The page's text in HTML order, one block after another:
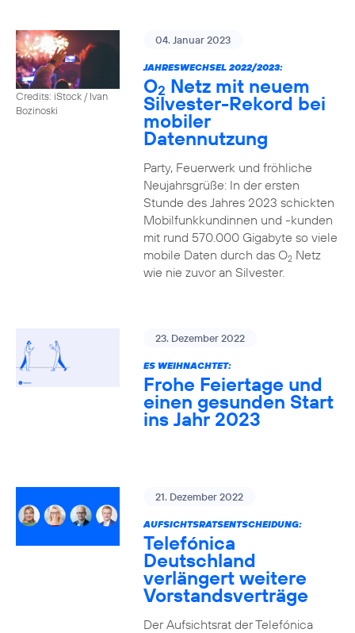
Credits: iStock / Ivan
Bozinoski
04. Januar 2023
JAHRESWECHSEL 2022/2023:
O2 Netz mit neuem
Silvester-Rekord bei
mobiler
Datennutzung
Party, Feuerwerk und fröhliche
Neujahrsgrüße: In der ersten
Stunde des Jahres 2023 schickten
Mobilfunkkundinnen und -kunden
mit rund 570.000 Gigabyte so viele
mobile Daten durch das O2Netz
wie nie zuvor an Silvester.
23. Dezember 2022
ES WEIHNACHTET:
Frohe Feiertage und
einen gesunden Start
ins Jahr 2023
21. Dezember 2022
AUFSICHTSRATSENTSCHEIDUNG:
Telefónica
Deutschland
verlängert weitere
Vorstandsverträge
Der Aufsichtsrat der Telefónica